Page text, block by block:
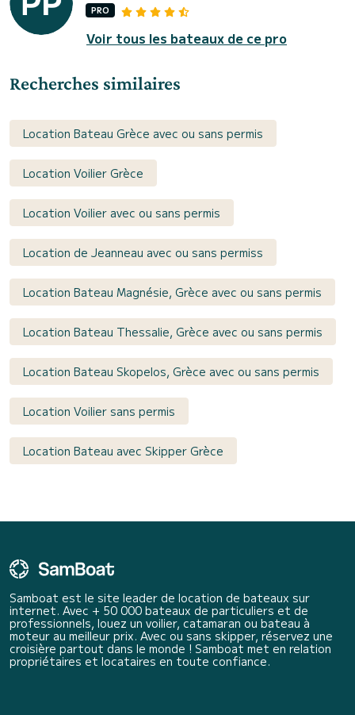
PRO
Voir tous les bateaux de ce pro
Recherches similaires
Location Bateau Grèce avec ou sans permis
Location Voilier Grèce
Location Voilier avec ou sans permis
Location de Jeanneau avec ou sans permiss
Location Bateau Magnésie, Grèce avec ou sans permis
Location Bateau Thessalie, Grèce avec ou sans permis
Location Bateau Skopelos, Grèce avec ou sans permis
Location Voilier sans permis
Location Bateau avec Skipper Grèce
Samboat est le site leader de location de bateaux sur
internet. Avec + 50 000 bateaux de particuliers et de
professionnels, louez un voilier, catamaran ou bateau à
moteur au meilleur prix. Avec ou sans skipper, réservez une
croisière partout dans le monde ! Samboat met en relation
propriétaires et locataires en toute confiance.